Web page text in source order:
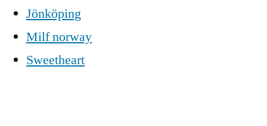
Jönköping
Milf norway
Sweetheart